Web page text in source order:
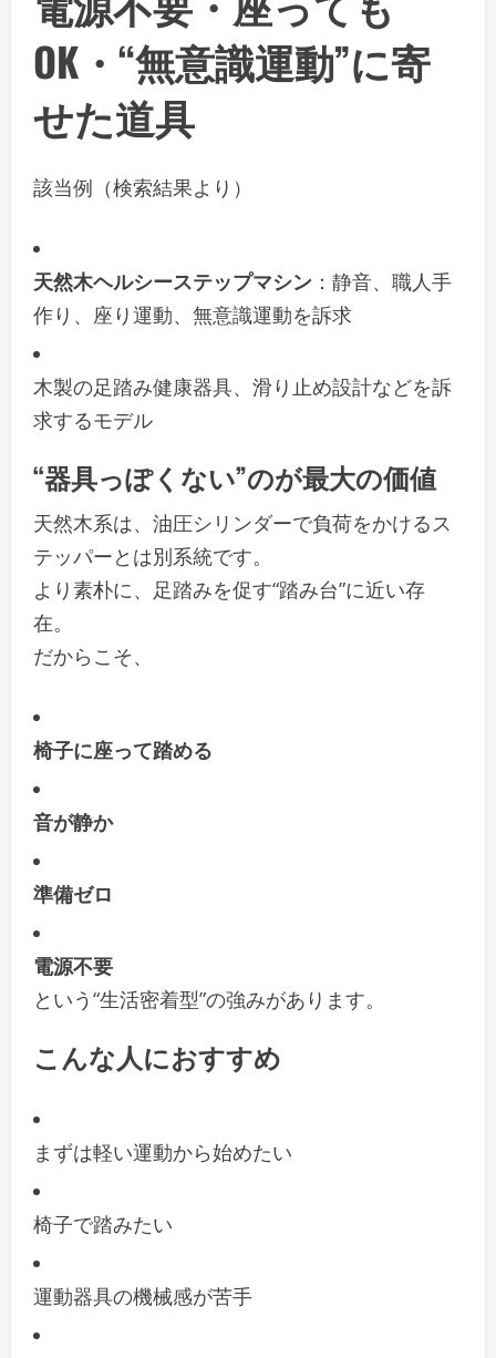
OK・“無意識運動”に寄
せた道具
該当例（検索結果より）
天然木ヘルシーステップマシン ：静音、職人手
作り、座り運動、無意識運動を訴求
木製の足踏み健康器具、滑り止め設計などを訴
求するモデル
“器具っぽくない”のが最大の価値
天然木系は、油圧シリンダーで負荷をかけるス
テッパーとは別系統です。
より素朴に、足踏みを促す“踏み台”に近い存
在。
だからこそ、
椅子に座って踏める
音が静か
準備ゼロ
電源不要
という“生活密着型”の強みがあります。
こんな人におすすめ
まずは軽い運動から始めたい
椅子で踏みたい
運動器具の機械感が苦手